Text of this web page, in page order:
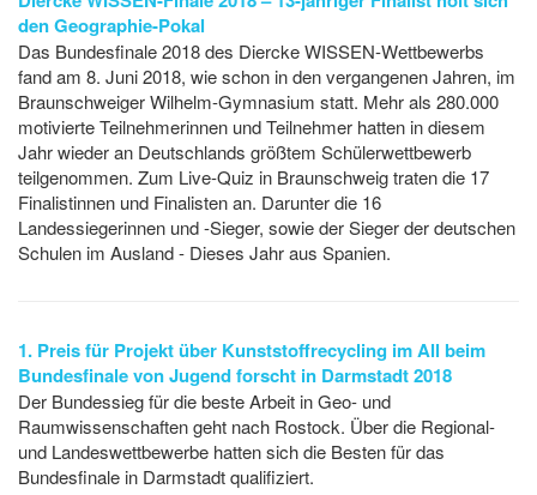
den Geographie-Pokal
Das Bundesfinale 2018 des Diercke WISSEN-Wettbewerbs
fand am 8. Juni 2018, wie schon in den vergangenen Jahren, im
Braunschweiger Wilhelm-Gymnasium statt. Mehr als 280.000
motivierte Teilnehmerinnen und Teilnehmer hatten in diesem
Jahr wieder an Deutschlands größtem Schülerwettbewerb
teilgenommen. Zum Live-Quiz in Braunschweig traten die 17
Finalistinnen und Finalisten an. Darunter die 16
Landessiegerinnen und -Sieger, sowie der Sieger der deutschen
Schulen im Ausland - Dieses Jahr aus Spanien.
1. Preis für Projekt über Kunststoffrecycling im All beim
Bundesfinale von Jugend forscht in Darmstadt 2018
Der Bundessieg für die beste Arbeit in Geo- und
Raumwissenschaften geht nach Rostock. Über die Regional-
und Landeswettbewerbe hatten sich die Besten für das
Bundesfinale in Darmstadt qualifiziert.